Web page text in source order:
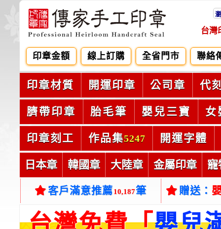
台灣
印章金額 線上訂購 全省門市 聯絡
印章材質 開運印章 公司章 代
臍帶印章 胎毛筆 嬰兒三寶 女
印章刻工 作品集5247 開運字體
日本章 韓國章 大陸章 金屬印章 寵
客戶滿意推薦10,187筆 贈送：